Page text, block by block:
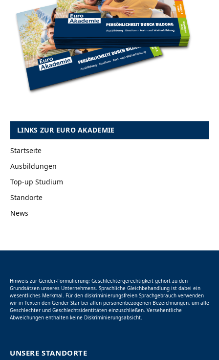
LINKS ZUR EURO AKADEMIE
Startseite
Ausbildungen
Top-up Studium
Standorte
News
Hinweis zur Gender-Formulierung: Geschlechtergerechtigkeit gehört zu den
Grundsätzen unseres Unternehmens. Sprachliche Gleichbehandlung ist dabei ein
wesentliches Merkmal. Für den diskriminierungsfreien Sprachgebrauch verwenden
wir in Texten den Gender Star bei allen personenbezogenen Bezeichnungen, um alle
Geschlechter und Geschlechtsidentitäten einzuschließen. Versehentliche
Abweichungen enthalten keine Diskriminierungsabsicht.
UNSERE STANDORTE